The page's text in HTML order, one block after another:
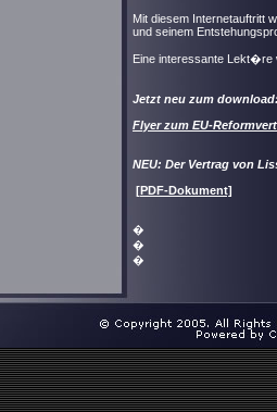
Mit diesem Internetauftritt
und seinem
Eine interessante
Jetzt neu zum
Flyer zum EU-
NEU: Der Vertrag von
[PDF-Dokument]
�
�
�